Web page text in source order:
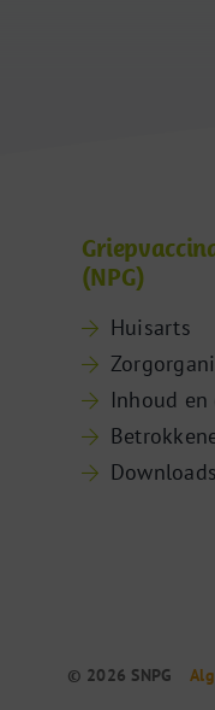
(NPG)
Huisarts
Inhoud en
Downloads
© 2026 SNPG